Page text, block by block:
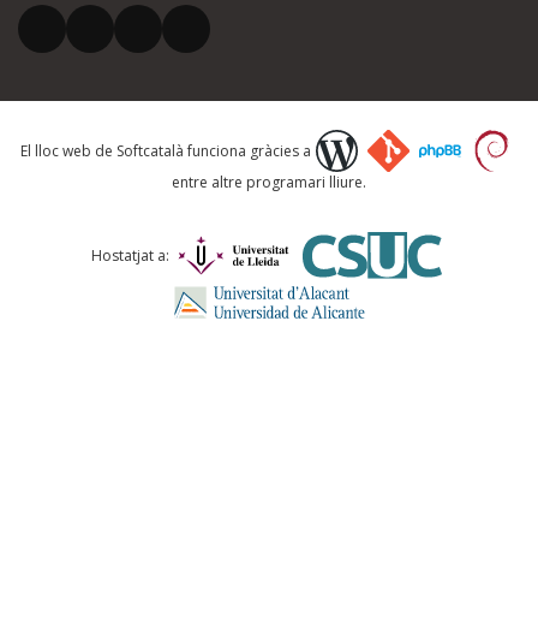
El vostre correu electrònic *
Què proposeu?
Comentari *
El lloc web de Softcatalà funciona gràcies a
entre altre programari lliure.
Hostatjat a: